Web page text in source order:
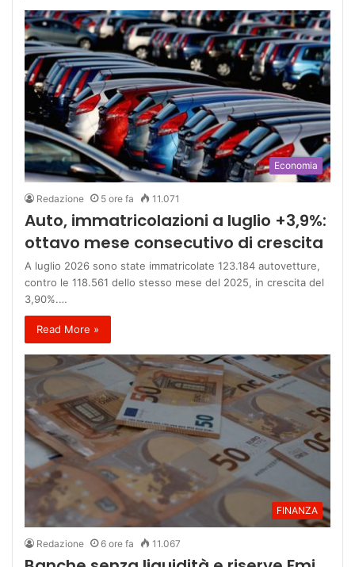
Economia
Redazione 5 ore fa 11.071
Auto, immatricolazioni a luglio +3,9%:
ottavo mese consecutivo di crescita
A luglio 2026 sono state immatricolate 123.184 autovetture,
contro le 118.561 dello stesso mese del 2025, in crescita del
3,90%.…
Read More »
FINANZA
Redazione 6 ore fa 11.067